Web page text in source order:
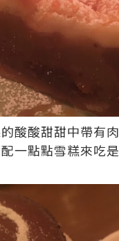
酸酸甜甜中帶有
一點點雪糕來吃